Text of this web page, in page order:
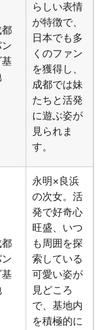
都
基
らしい表情
が特徴で、
日本でも多
くのファン
を獲得し、
成都では妹
たちと活発
に遊ぶ姿が
見られま
す。
都
基
永明×良浜
の次女。活
発で好奇心
旺盛、いつ
も周囲を探
索している
可愛い姿が
見どころ
で、基地内
を積極的に